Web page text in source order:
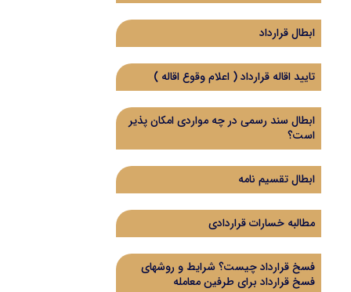
ابطال قرارداد
تایید اقاله قرارداد ( اعلام وقوع اقاله )
ابطال سند رسمی در چه مواردی امکان پذیر
است؟
ابطال تقسیم نامه
مطالبه خسارات قراردادی
فسخ قرارداد چیست؟ شرایط و روشهای
فسخ قرارداد برای طرفین معامله